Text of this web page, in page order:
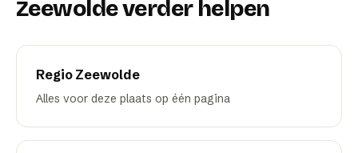
Zeewoldeverder helpen
Regio Zeewolde
Alles voor deze plaats op één pagina